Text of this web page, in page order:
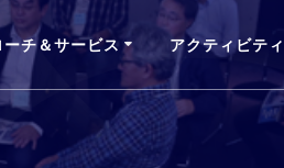
チ＆サービス アクティビティ